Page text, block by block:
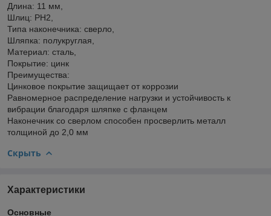
Длина: 11 мм,
Шлиц: PН2,
Типа наконечника: сверло,
Шляпка: полукруглая,
Материал: сталь,
Покрытие: цинк
Преимущества:
Цинковое покрытие защищает от коррозии
Равномерное распределение нагрузки и устойчивость к
вибрации благодаря шляпке с фланцем
Наконечник со сверлом способен просверлить металл
толщиной до 2,0 мм
Скрыть
Характеристики
Основные